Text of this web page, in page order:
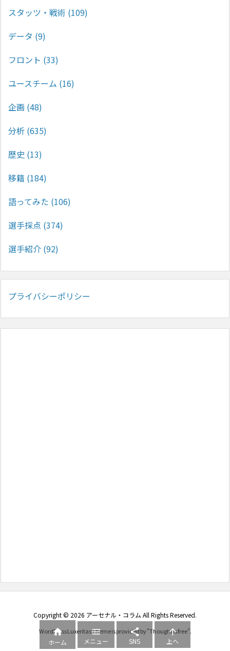
スタッツ・戦術 (109)
データ (9)
フロント (33)
ユースチーム (16)
企画 (48)
分析 (635)
歴史 (13)
移籍 (184)
語ってみた (106)
選手採点 (374)
選手紹介 (92)
プライバシーポリシー
Copyright © 2026 アーセナル・コラム All Rights Reserved.
WordPress Luxeritas Theme is provided by "Thought is free".

ホーム

メニュー

SNS

上へ